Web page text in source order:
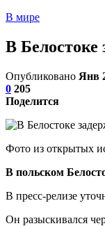
В мире
В Белостоке
Опубликовано Янв
0 205
Поделится
Фото из открытых
В польском
В пресс-релизе
Он разыскивался